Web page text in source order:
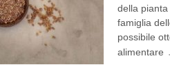
della
famiglia
possibile
alimentare